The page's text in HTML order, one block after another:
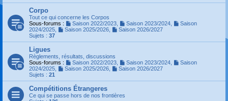
Corpo
Tout ce qui concerne les Corpos
Sous-forums :
Saison 2022/2023, Saison 2023/2024,
Saison
2024/2025
Saison 2025/2026,
Saison 2026/2027
Sujets : 37
Ligues
Règlements, résultats, discussions
Sous-forums :
Saison 2022/2023, Saison 2023/2024,
Saison
2024/2025
Saison 2025/2026,
Saison 2026/2027
Sujets : 21
Compétitions Étrangeres
Ce qui se passe hors de nos frontières